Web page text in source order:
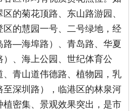
的菊花顶路、东山路游园、
的慧园一号、二号绿地，经
路—海埠路）、青岛路、华夏
、海上公园、世纪体育公
青山道伟德路、植物园，乳
深圳路），临港区的林泉河
密集、景观效果突出，是市